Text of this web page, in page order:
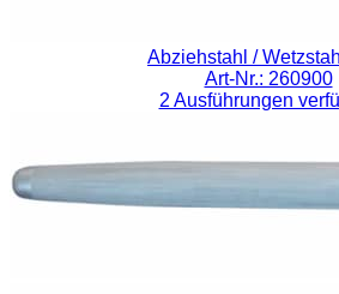
Abziehstahl /
Art-Nr.: 260900
2 Ausführungen